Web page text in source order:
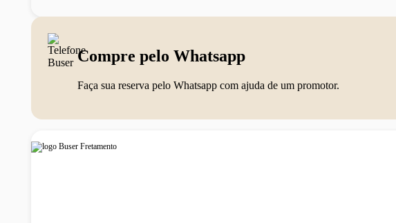
Compre pelo Whatsapp
Faça sua reserva pelo Whatsapp com ajuda de um promotor.